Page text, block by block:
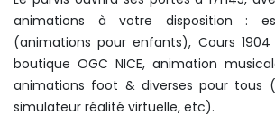
animations à votre disposition :
(animations pour enfants), Cours
boutique OGC NICE, animation
animations foot & diverses pour tous
simulateur réalité virtuelle, etc).